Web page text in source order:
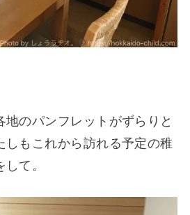
地のパンフレットがずらりと
しもこれから訪れる予定の稚
て。